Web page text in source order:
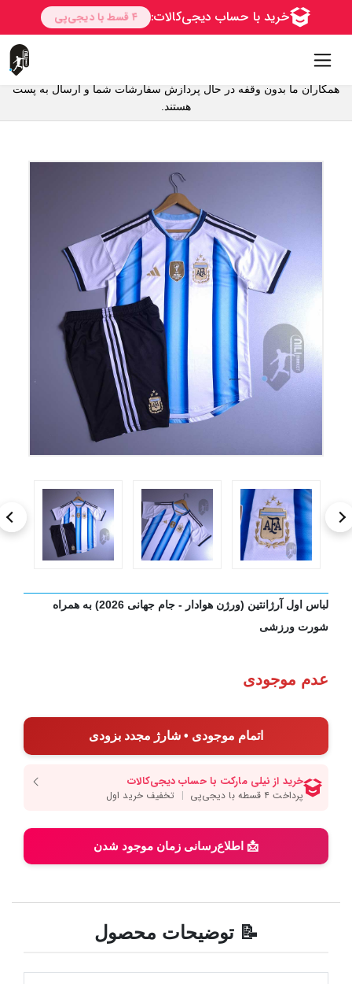
همکاران ما بدون وقفه در حال پردازش سفارشات شما و ارسال به پست
هستند.
لباس اول آرژانتین (ورژن هوادار - جام جهانی 2026) به همراه
شورت ورزشی
عدم موجودی
اتمام موجودی • شارژ مجدد بزودی
📩 اطلاع‌رسانی زمان موجود شدن
📝 توضیحات محصول